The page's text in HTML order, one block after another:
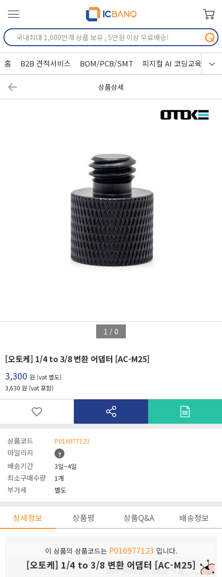
홈 B2B 견적서비스 BOM/PCB/SMT 피지컬 AI 코딩교육
상품상세
1 / 0
[오토케] 1/4 to 3/8 변환 어댑터 [AC-M25]
3,300 원 (vat 별도)
3,630 원 (vat 포함)
상품코드 P016977123
마일리지 ?
배송기간 3일~4일
최소구매수량 1개
부가세 별도
상세정보 상품평 상품Q&A 배송정보
이 상품의 상품코드는 P016977123 입니다.
[오토케] 1/4 to 3/8 변환 어댑터 [AC-M25]